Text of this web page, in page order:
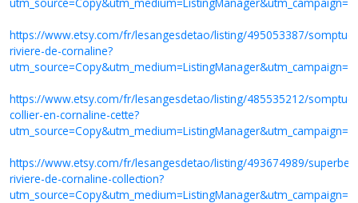
https://www.etsy.com/fr/lesangesdetao/listing/495053387/
riviere-de-cornaline?
https://www.etsy.com/fr/lesangesdetao/listing/485535212/
collier-en-cornaline-cette?
https://www.etsy.com/fr/lesangesdetao/listing/493674989/superbe-
riviere-de-cornaline-collection?